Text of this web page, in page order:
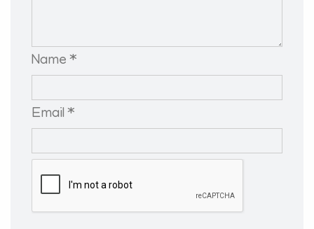
Name *
Email *